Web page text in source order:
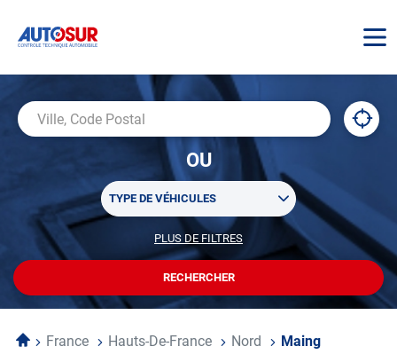
Code
Postal
À
,
OU
Sélectionner
un
plusieurs
recherche
TYPE DE VÉHICULES
PLUS DE FILTRES
POUR
PERSONNALISER
VOTRE
RECHERCHE
RECHERCHER
UN
CENTRE
AUTOSUR
AccueilFrance Hauts-De-France Nord Maing